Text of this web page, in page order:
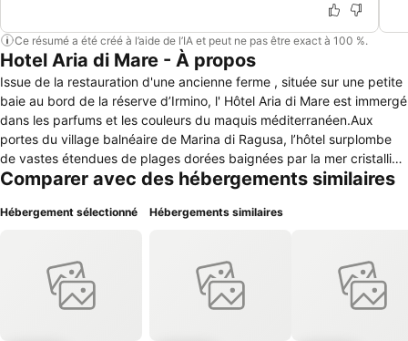
Ce résumé a été créé à l’aide de l’IA et peut ne pas être exact à 100 %.
Hotel Aria di Mare - À propos
Issue de la restauration d'une ancienne ferme , située sur une petite
baie au bord de la réserve d’Irmino, l' Hôtel Aria di Mare est immergé
dans les parfums et les couleurs du maquis méditerranéen.Aux
portes du village balnéaire de Marina di Ragusa, l’hôtel surplombe
de vastes étendues de plages dorées baignées par la mer cristalline
du sud-est de la Sicile, depuis des années Pavillon Bleu. La
compose d'une structure centrale avec vue sur mer qui comporte
avec vue sur le magnifique jardin sicilien ou sur la cour intérieure de
l’hôtel équipée des sièges confortables pour profiter pleinement du
doux bruit de la mer.De plus, la piscine et solarium vous garantiront
Comparer avec des hébergements similaires
Hébergement sélectionné Hébergements similaires